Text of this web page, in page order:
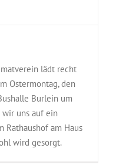
lädt recht
Ostermontag, den
Burlein um
wir uns auf ein
Rathaushof am Haus
wird gesorgt.